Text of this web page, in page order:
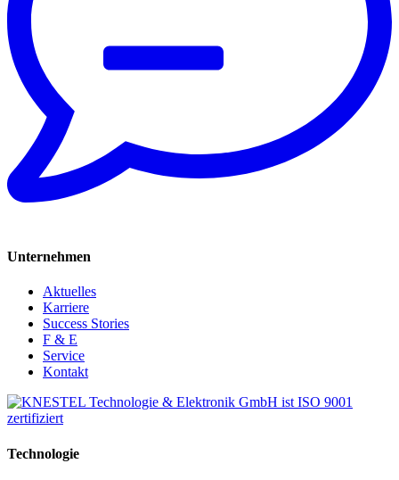
Unternehmen
Aktuelles
Karriere
Success Stories
F & E
Service
Kontakt
Technologie